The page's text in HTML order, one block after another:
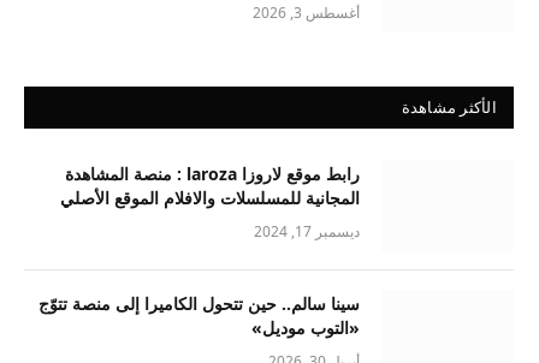
أغسطس 3, 2026
الأكثر مشاهدة
رابط موقع لاروزا laroza : منصة المشاهدة
المجانية للمسلسلات والافلام الموقع الأصلي
ديسمبر 17, 2024
سينا سالم.. حين تتحول الكاميرا إلى منصة تتوّج
«التوب موديل»